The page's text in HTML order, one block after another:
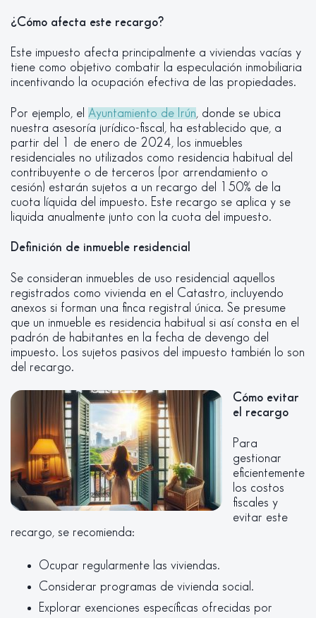
¿Cómo afecta este recargo?
Este impuesto afecta principalmente a viviendas vacías y
tiene como objetivo combatir la especulación inmobiliaria
incentivando la ocupación efectiva de las propiedades.
Por ejemplo, el Ayuntamiento de Irún , donde se ubica
nuestra asesoría jurídico-fiscal, ha establecido que, a
partir del 1 de enero de 2024, los inmuebles
residenciales no utilizados como residencia habitual del
contribuyente o de terceros (por arrendamiento o
cesión) estarán sujetos a un recargo del 150% de la
cuota líquida del impuesto. Este recargo se aplica y se
liquida anualmente junto con la cuota del impuesto.
Definición de inmueble residencial
Se consideran inmuebles de uso residencial aquellos
registrados como vivienda en el Catastro, incluyendo
anexos si forman una finca registral única. Se presume
que un inmueble es residencia habitual si así consta en el
padrón de habitantes en la fecha de devengo del
impuesto. Los sujetos pasivos del impuesto también lo son
del recargo.
Cómo evitar
el recargo
Para
gestionar
eficientemente
los costos
fiscales y
evitar este
recargo, se recomienda:
Ocupar regularmente las viviendas.
Considerar programas de vivienda social.
Explorar exenciones específicas ofrecidas por